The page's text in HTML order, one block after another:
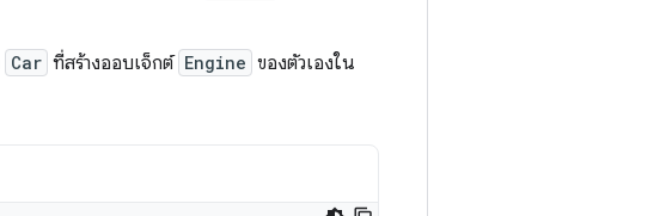
Car ที่สร้างออบเจ็กต์ Engine ของตัวเองใน